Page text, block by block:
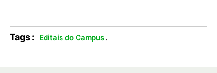
Tags : Editais do Campus.